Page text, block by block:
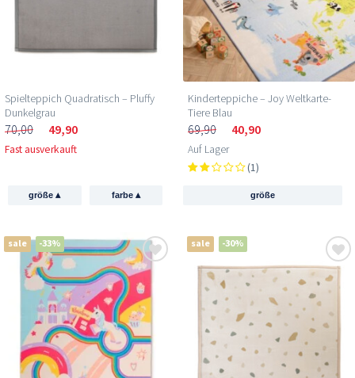
Spielteppich Quadratisch – Pluffy
Dunkelgrau
70,00 49,90
Fast ausverkauft
größe▴ farbe ▴
Kinderteppiche – Joy Weltkarte-
Tiere Blau
69,90 40,90
Auf Lager
(1)
größe
sale -33% sale -30%